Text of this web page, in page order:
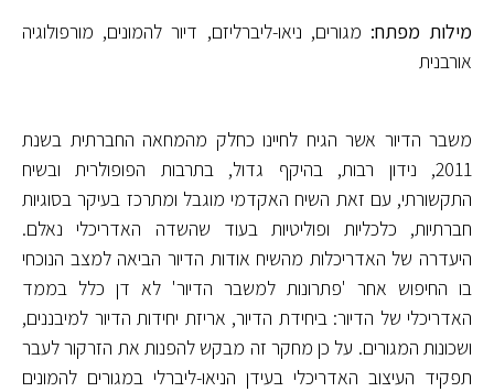
מילות מפתח: מגורים, ניאו-ליברליזם, דיור להמונים, מורפולוגיה
אורבנית
משבר הדיור אשר הגיח לחיינו כחלק מהמחאה החברתית בשנת
2011, נידון רבות, בהיקף גדול, בתרבות הפופולרית ובשיח
התקשורתי, עם זאת השיח האקדמי מוגבל ומתרכז בעיקר בסוגיות
חברתיות, כלכליות ופוליטיות בעוד שהשדה האדריכלי נאלם.
היעדרה של האדריכלות מהשיח אודות הדיור הביאה למצב הנוכחי
בו החיפוש אחר 'פתרונות למשבר הדיור' לא דן כלל בממד
האדריכלי של הדיור: ביחידת הדיור, אריזת יחידות הדיור למיבננים,
ושכונות המגורים. על כן מחקר זה מבקש להפנות את הזרקור לעבר
תפקיד העיצוב האדריכלי בעידן הניאו-ליברלי במגורים להמונים